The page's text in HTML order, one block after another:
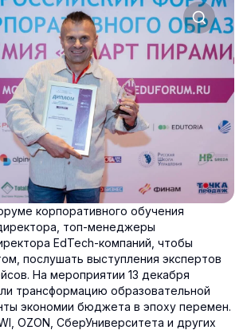
корпоративного обучения
топ-менеджеры
EdTech-компаний, чтобы
послушать выступления экспертов
На мероприятии 13 декабря
трансформацию образовательной
экономии бюджета в эпоху перемен.
OZON, СберУниверситета и других